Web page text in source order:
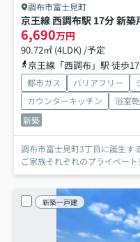
調布市富士見町
6,690万円
90.72㎡ (4LDK) /予定
京王線「西調布」駅 徒歩
都市ガス バリアフリー
カウンターキッチン
浴室
新築
調布市富士見町3丁目に誕生す
ご家族それぞれのプライベー
新築一戸建